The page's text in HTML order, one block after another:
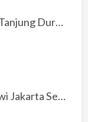
Kos wanita murah Tanjung Duren Jakarta Barat
Kost MRT Haji Nawi Jakarta Selatan